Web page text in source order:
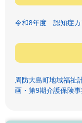
令和8年度 認知症カ
周防大島町地域福祉
画・第9期介護保険